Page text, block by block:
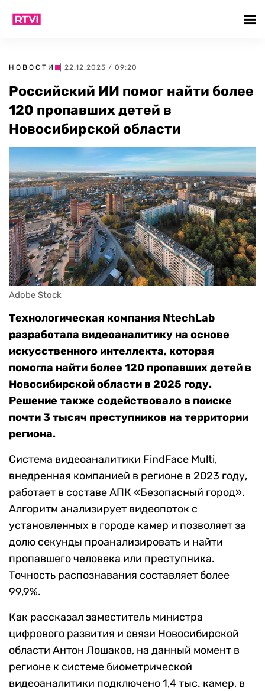
НОВОСТИ | 22.12.2025 / 09:20
Российский ИИ помог найти более
120 пропавших детей в
Новосибирской области
Adobe Stock
Технологическая компания NtechLab
разработала видеоаналитику на основе
искусственного интеллекта, которая
помогла найти более 120 пропавших детей в
Новосибирской области в 2025 году.
Решение также содействовало в поиске
почти 3 тысяч преступников на территории
региона.
Система видеоаналитики FindFace Multi,
внедренная компанией в регионе в 2023 году,
работает в составе АПК «Безопасный город».
Алгоритм анализирует видеопоток с
установленных в городе камер и позволяет за
долю секунды проанализировать и найти
пропавшего человека или преступника.
Точность распознавания составляет более
99,9%.
Как рассказал заместитель министра
цифрового развития и связи Новосибирской
области Антон Лошаков, на данный момент в
регионе к системе биометрической
видеоаналитики подключено 1,4 тыс. камер, в